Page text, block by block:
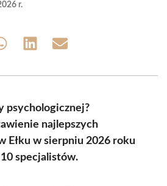
r.
Share Share Share
psychologicznej?
najlepszych
Ełku w sierpniu 2026 roku
specjalistów.